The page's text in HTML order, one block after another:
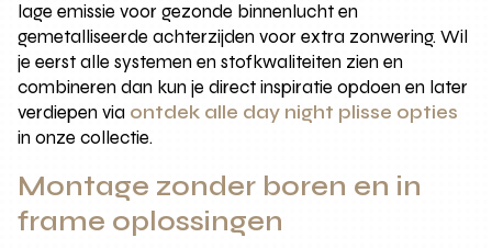
lage emissie voor gezonde binnenlucht en
gemetalliseerde achterzijden voor extra zonwering. Wil
je eerst alle systemen en stofkwaliteiten zien en
combineren dan kun je direct inspiratie opdoen en later
verdiepen via ontdek alle day night plisse opties
in onze collectie.
Montage zonder boren en in
frame oplossingen